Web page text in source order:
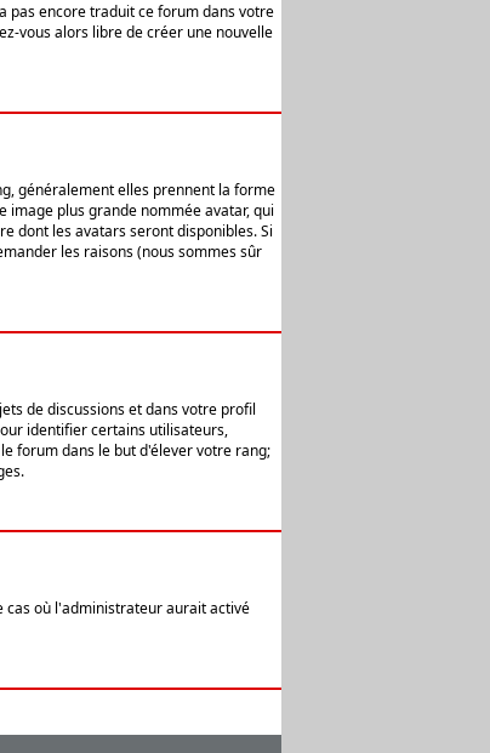
pas encore traduit ce forum dans votre
vous alors libre de créer une nouvelle
généralement elles prennent la forme
image plus grande nommée avatar, qui
dont les avatars seront disponibles. Si
les raisons (nous sommes sûr
de discussions et dans votre profil
identifier certains utilisateurs,
forum dans le but d'élever votre rang;
cas où l'administrateur aurait activé